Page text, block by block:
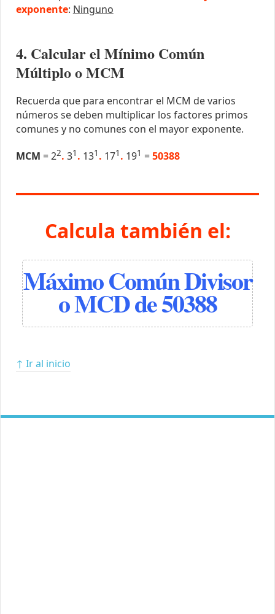
exponente: Ninguno
4. Calcular el Mínimo Común
Múltiplo o MCM
Recuerda que para encontrar el MCM de varios
números se deben multiplicar los factores primos
comunes y no comunes con el mayor exponente.
MCM = 22. 31 . 131 . 171 . 191 =50388
Calcula también el:
Máximo Común Divisor
o MCD de 50388
↑ Ir al inicio